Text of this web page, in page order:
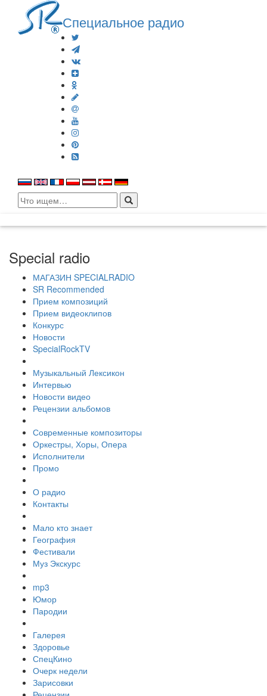
Специальное радио
Search
for:
Special radio
МАГАЗИН SPECIALRADIO
SR Recommended
Прием композиций
Прием видеоклипов
Конкурс
Новости
SpecialRockTV
Музыкальный Лексикон
Интервью
Новости видео
Рецензии альбомов
Современные композиторы
Оркестры, Хоры, Опера
Исполнители
Промо
О радио
Контакты
Мало кто знает
География
Фестивали
Муз Экскурс
mp3
Юмор
Пародии
Галерея
Здоровье
СпецКино
Очерк недели
Зарисовки